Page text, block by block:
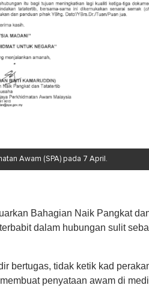
Awam (SPA) pada 7 April.
Bahagian Naik Pangkat
dalam hubungan sulit
bertugas, tidak ketik kad
penyataan awam di